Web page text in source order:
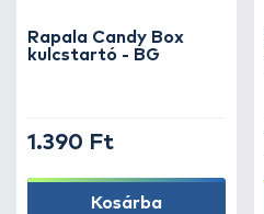
Rapala Candy Box
kulcstartó - BG
1.390 Ft
Kosárba